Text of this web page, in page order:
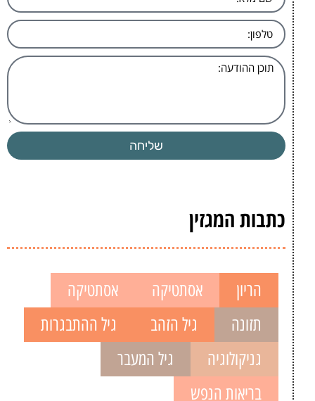
שליחה
כתבות המגזין
הריון אסתטיקה
אסתטיקה
תזונה
גיל הזהב
גיל ההתבגרות
גניקולוגיה
גיל המעבר
בריאות הנפש